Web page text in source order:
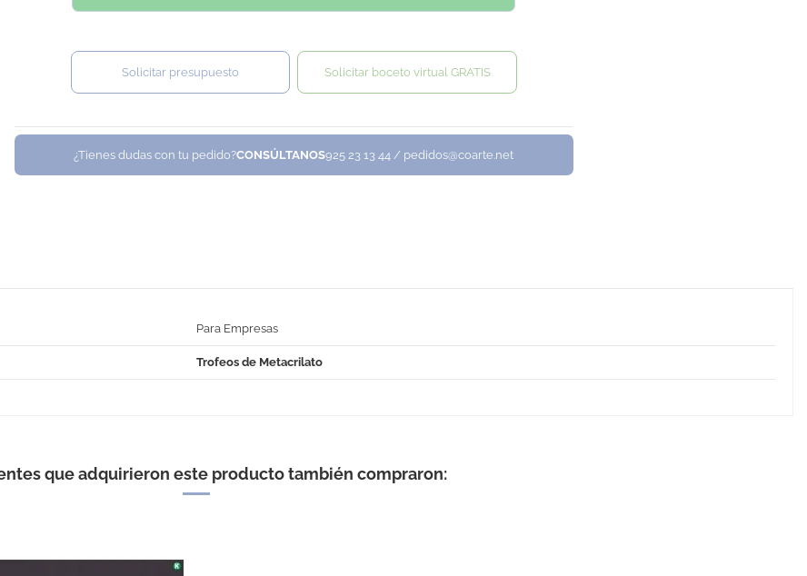
Solicitar presupuesto Solicitar boceto virtual GRATIS
¿Tienes dudas con tu pedido?CONSÚLTANOS925 23 13 44 / pedidos@coarte.net
Para Empresas
Trofeos de Metacrilato
que adquirieron este producto también compraron: